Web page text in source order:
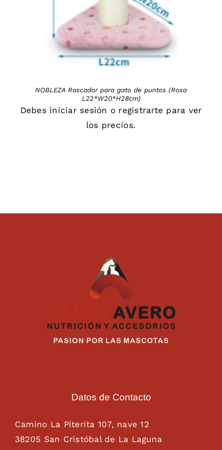
NOBLEZA Rascador para gato de puntos (Rosa
L22*W20*H28cm)
Debes iniciar sesión o registrarte para ver
los precios.
Datos de Contacto
Camino La Piterita 107, nave 12
38205 San Cristóbal de La Laguna